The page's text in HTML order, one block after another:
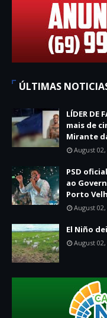
ÚLTIMAS
LÍDER DE
mais de
Mirante
August 02,
PSD
ao
Porto
August 02,
El Niño
August 02,